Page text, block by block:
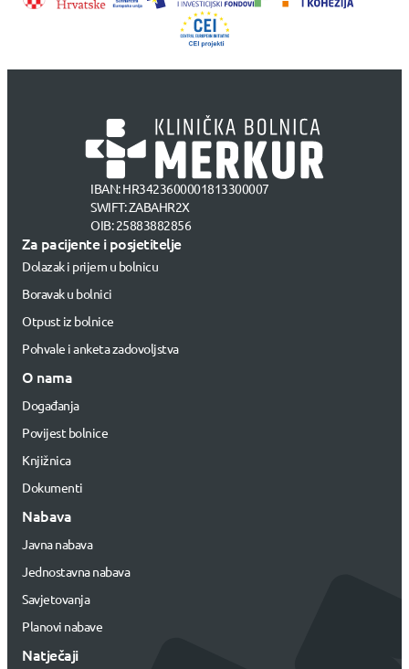
IBAN: HR3423600001813300007
SWIFT: ZABAHR2X
OIB: 25883882856
Za pacijente i posjetitelje
Dolazak i prijem u bolnicu
Boravak u bolnici
Otpust iz bolnice
Pohvale i anketa zadovoljstva
O nama
Događanja
Povijest bolnice
Knjižnica
Dokumenti
Nabava
Javna nabava
Jednostavna nabava
Savjetovanja
Planovi nabave
Natječaji